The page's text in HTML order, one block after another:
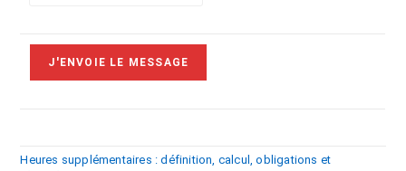
Heures supplémentaires : définition, calcul, obligations et